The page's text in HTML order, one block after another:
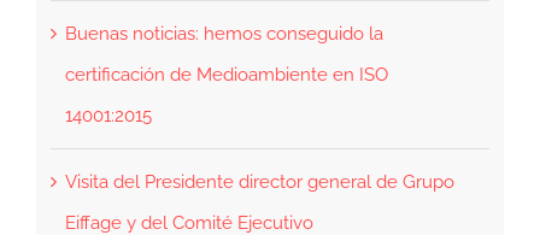
Buenas noticias: hemos conseguido la
certificación de Medioambiente en ISO
14001:2015
Visita del Presidente director general de Grupo
Eiffage y del Comité Ejecutivo